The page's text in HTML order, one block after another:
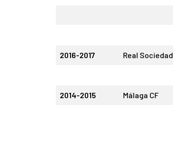
2016-2017 Real Sociedad
2014-2015 Málaga CF